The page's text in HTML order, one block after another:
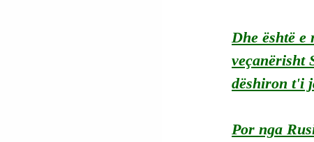
Dhe është
veçanërisht
dëshiron t'i
Por nga